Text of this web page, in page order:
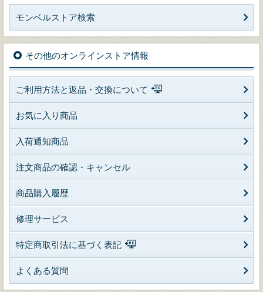
モンベルストア検索
その他のオンラインストア情報
ご利用方法と返品・交換について
お気に入り商品
入荷通知商品
注文商品の確認・キャンセル
商品購入履歴
修理サービス
特定商取引法に基づく表記
よくある質問